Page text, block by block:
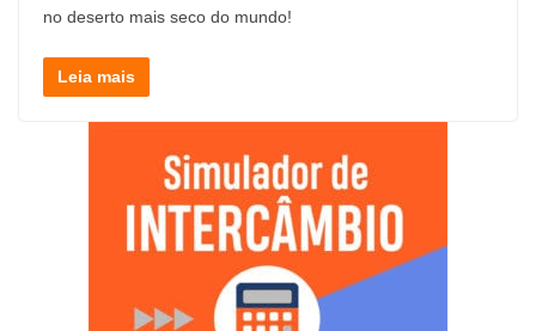
no deserto mais seco do mundo!
Leia mais